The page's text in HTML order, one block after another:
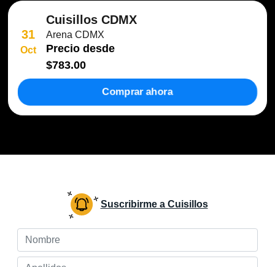
31
Oct
Cuisillos CDMX
Arena CDMX
Precio desde
$783.00
Comprar ahora
Suscribirme a Cuisillos